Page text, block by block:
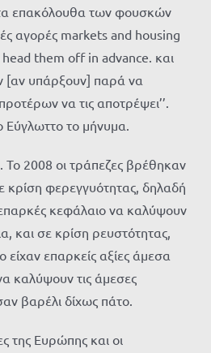
επακόλουθα των φουσκών
αγορές markets and housing
them off in advance. και
[αν υπάρξουν] παρά να
να τις αποτρέψει’’.
Εύγλωττο το μήνυμα.
2008 οι τράπεζες βρέθηκαν
κρίση φερεγγυότητας, δηλαδή
κεφάλαιο να καλύψουν
και σε κρίση ρευστότητας,
επαρκείς αξίες άμεσα
καλύψουν τις άμεσες
βαρέλι δίχως πάτο.
της Ευρώπης και οι